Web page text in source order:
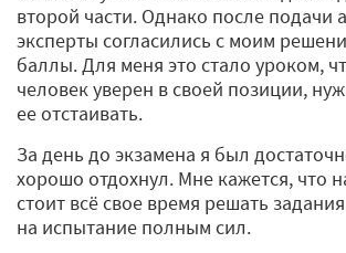
второй части. Однако после подачи
эксперты согласились с моим
баллы. Для меня это стало уроком,
человек уверен в своей позиции,
ее отстаивать.
За день до экзамена я был
хорошо отдохнул. Мне кажется, что
стоит всё свое время решать
на испытание полным сил.